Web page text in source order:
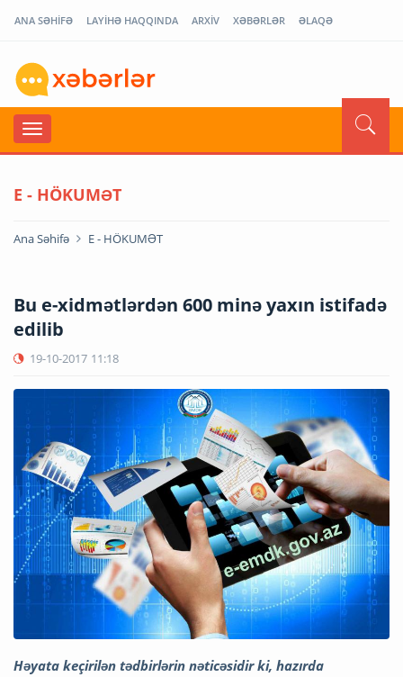
ANA SƏHİFƏ LAYİHƏ HAQQINDA ARXİV XƏBƏRLƏR ƏLAQƏ
E - HÖKUMƏT
Ana Səhifə E - HÖKUMƏT
Bu e-xidmətlərdən 600 minə yaxın istifadə
edilib
19-10-2017 11:18
Həyata keçirilən tədbirlərin nəticəsidir ki, hazırda